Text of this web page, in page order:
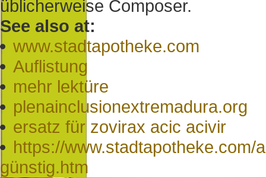
üblicherweise Composer.
See also at:
www.stadtapotheke.com
Auflistung
mehr lektüre
plenainclusionextremadura.org
ersatz für zovirax acic acivir
https://
günstig.htm